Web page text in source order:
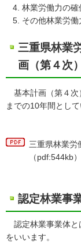
林業労働力の
その他林業労
三重県林業
画（第４次）
基本計画（第４次
までの10年間として
三重県林業労
（pdf:544kb）
認定林業事
認定林業事業体と
をいいます。